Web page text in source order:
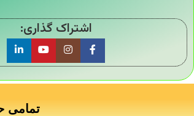
اشتراک گذاری:
تمامی